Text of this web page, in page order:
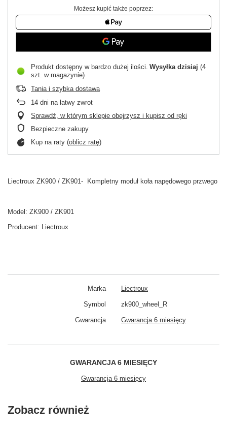
Możesz kupić także poprzez:
Produkt dostępny w bardzo dużej ilości Wysyłka dzisiaj (4
szt. w magazynie)
Tania i szybka dostawa
14 dni na łatwy zwrot
Sprawdź, w którym sklepie obejrzysz i kupisz od ręki
Bezpieczne zakupy
Kup na raty (oblicz ratę)
Liectroux ZK900 / ZK901- Kompletny moduł koła napędowego przwego
Model: ZK900 / ZK901
Producent: Liectroux
Marka Liectroux
Symbol zk900_wheel_R
Gwarancja Gwarancja 6 miesięcy
GWARANCJA 6 MIESIĘCY
Gwarancja 6 miesięcy
Zobacz również